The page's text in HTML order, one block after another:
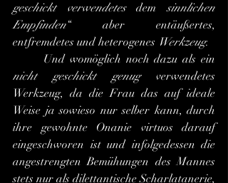
geschickt verwendetes dem sinnlichen
Empfinden“ aber entäußertes,
entfremdetes und heterogenes Werkzeug.
nicht geschickt genug verwendetes
Werkzeug, da die Frau das auf ideale
Weise ja sowieso nur selber kann, durch
ihre gewohnte Onanie virtuos darauf
eingeschworen ist und infolgedessen die
angestrengten Bemühungen des Mannes
stets nur als dilettantische Scharlatanerie,